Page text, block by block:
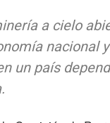
a cielo
nacional
un país